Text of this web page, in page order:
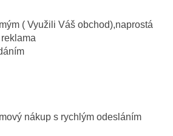
( Využili Váš obchod),naprostá
nákup s rychlým odesláním